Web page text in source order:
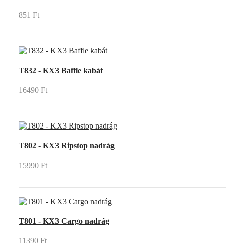
851 Ft
T832 - KX3 Baffle kabát
16490 Ft
T802 - KX3 Ripstop nadrág
15990 Ft
T801 - KX3 Cargo nadrág
11390 Ft